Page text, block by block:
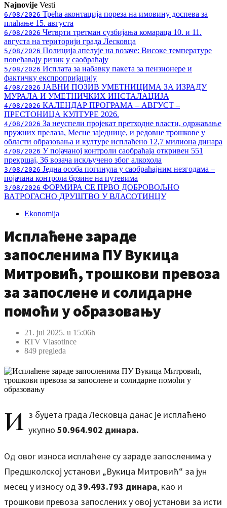
Najnovije Vesti
6/08/2026 Трећа аконтација пореза на имовину доспева за
плаћање 15. августа
6/08/2026 Четврти третман сузбијања комараца 10. и 11.
августа на територији града Лесковца
5/08/2026 Полиција апелује на возаче: Високе температуре
повећавају ризик у саобраћају
5/08/2026 Исплата за набавку пакета за пензионере и
фактичку експропријацију
4/08/2026 ЈАВНИ ПОЗИВ УМЕТНИЦИМА ЗА ИЗРАДУ
МУРАЛА И УМЕТНИЧКИХ ИНСТАЛАЦИЈА
4/08/2026 КАЛЕНДАР ПРОГРАМА – АВГУСТ –
ПРЕСТОНИЦА КУЛТУРЕ 2026.
4/08/2026 За неуспели пројекат претходне власти, одржавање
пружних прелаза, Месне заједнице, и редовне трошкове у
области образовања и културе исплаћено 12,7 милиона динара
4/08/2026 У појачаној контроли саобраћаја откривен 551
прекршај, 36 возача искључено због алкохола
3/08/2026 Једна особа погинула у саобраћајним незгодама –
појачана контрола брзине на путевима
3/08/2026 ФОРМИРА СЕ ПРВО ДОБРОВОЉНО
ВАТРОГАСНО ДРУШТВО У ВЛАСОТИНЦУ
Ekonomija
Исплаћене зараде
запосленима ПУ Вукица
Митровић, трошкови превоза
за запослене и солидарне
помоћи у образовању
21. jul 2025. u 15:06h
RTV Vlasotince
849 pregleda
И з буџета града Лесковца данас је исплаћено
укупно 50.964.902 динара.
Од овог износа исплаћене су зараде запосленима у
Предшколској установи „Вукица Митровић“ за јун
месец у износу од 39.493.793 динара, као и
трошкови превоза запослених у овој установи за исти